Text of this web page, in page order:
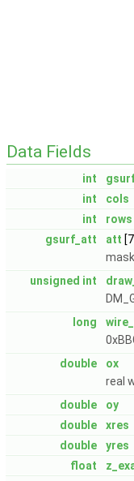
Data Fields
int
int
cols
int
rows
gsurf_att
att
unsigned int
long
double
ox
real
double
oy
double
xres
double
yres
float